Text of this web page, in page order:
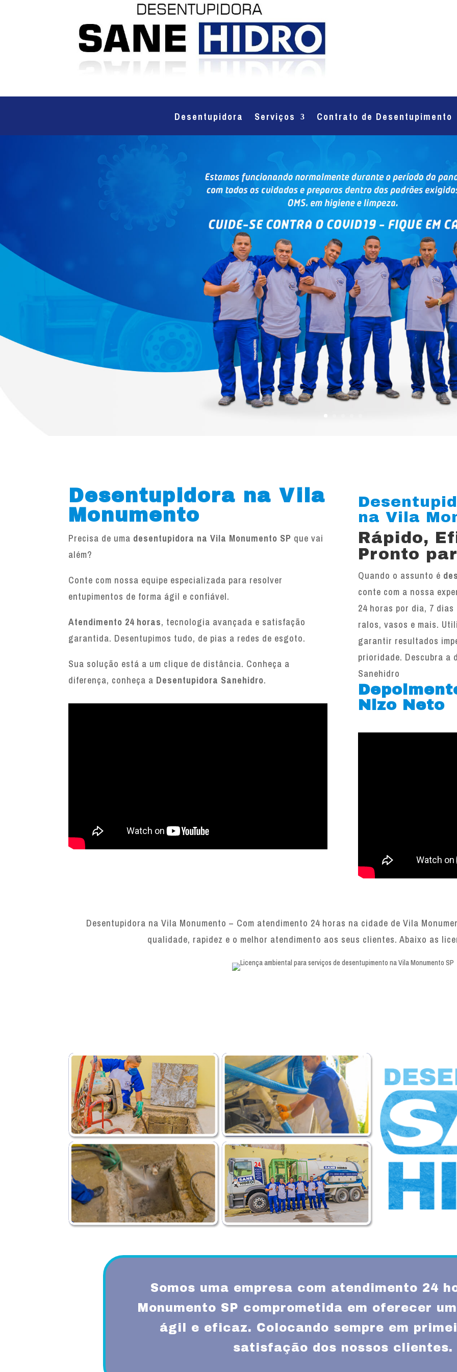
Desentupidora Serviços Contrato de Desentupimento
Desentupidora na Vila
Monumento
Precisa de uma desentupidora na Vila Monumento SP que vai
além?
Conte com nossa equipe especializada para resolver
entupimentos de forma ágil e confiável.
Atendimento 24 horas, tecnologia avançada e satisfação
garantida. Desentupimos tudo, de pias a redes de esgoto.
Sua solução está a um clique de distância. Conheça a
diferença, conheça a Desentupidora Sanehidro.
na Vila
Rápido,
Pronto
Quando o assunto é
conte com a nossa
24 horas por dia, 7
ralos, vasos e mais.
garantir resultados
prioridade. Descubra a
Sanehidro
Nizo Neto
Desentupidora na Vila Monumento – Com atendimento 24 horas na cidade de Vila
qualidade, rapidez e o melhor atendimento aos seus clientes. Abaixo as
Somos uma empresa com atendimento 24
Monumento SP comprometida em oferecer
ágil e eficaz. Colocando sempre em
satisfação dos nossos clientes.